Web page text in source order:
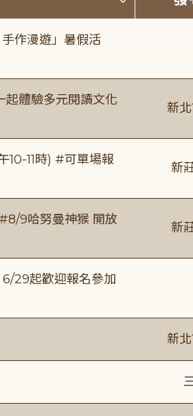
作漫遊」暑假活
起體驗多元閱讀文化
新
10-11時) #可單場報
新
9哈努曼神猴 開放
新
6/29起歡迎報名參加
新